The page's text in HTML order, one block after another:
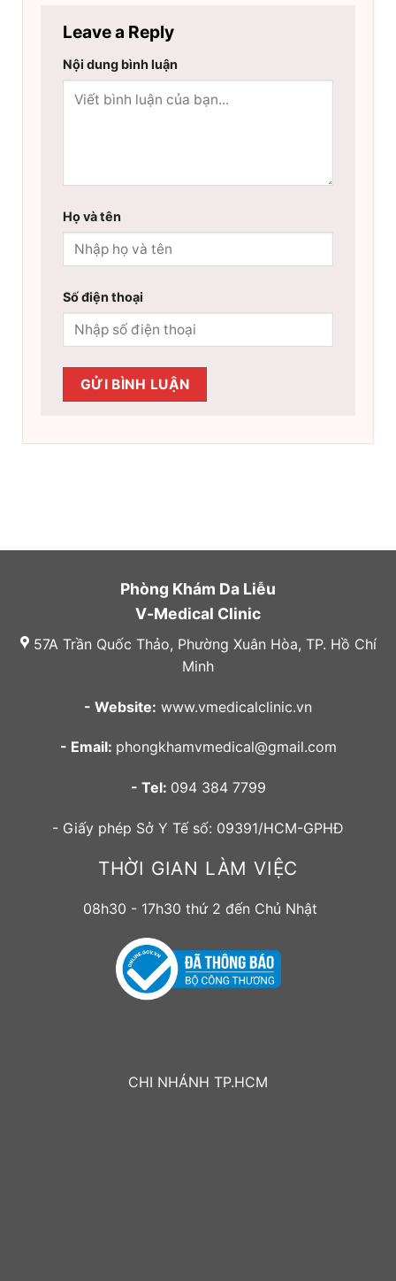
Leave a Reply
Nội dung bình luận
Họ và tên
Số điện thoại
Phòng Khám Da Liễu
V-Medical Clinic
57A Trần Quốc Thảo, Phường Xuân Hòa, TP. Hồ Chí
Minh
- Website: www.vmedicalclinic.vn
- Email: phongkhamvmedical@gmail.com
- Tel: 094 384 7799
- Giấy phép Sở Y Tế số: 09391/HCM-GPHĐ
THỜI GIAN LÀM VIỆC
08h30 - 17h30 thứ 2 đến Chủ Nhật
CHI NHÁNH TP.HCM